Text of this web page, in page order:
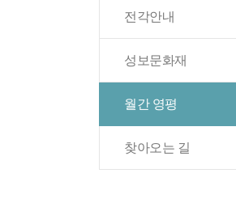
전각안내
성보문화재
월간 영평
찾아오는 길